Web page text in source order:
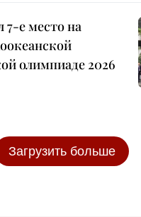
7-е место на
олимпиаде 2026
Загрузить больше